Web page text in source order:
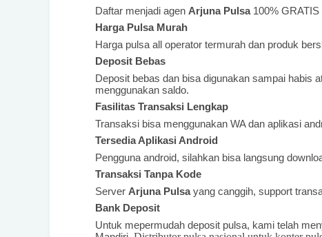
Daftar menjadi agen Arjuna Pulsa100% GRATIS
Harga Pulsa Murah
Harga pulsa all operator termurah dan produk
Deposit Bebas
Deposit bebas dan bisa digunakan sampai habis
menggunakan saldo.
Fasilitas Transaksi Lengkap
Transaksi bisa menggunakan WA dan aplikasi
Tersedia Aplikasi Android
Pengguna android, silahkan bisa langsung
Transaksi Tanpa Kode
Server Arjuna Pulsayang canggih, support
Bank Deposit
Untuk mepermudah deposit pulsa, kami telah